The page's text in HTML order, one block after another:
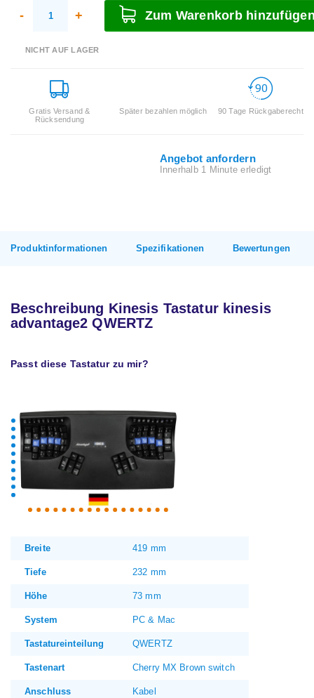
- + Zum Warenkorb
NICHT AUF LAGER
Gratis Versand &
Rücksendung
Später bezahlen möglich 90 Tage Rückgaberecht
Angebot anfordern
Innerhalb 1 Minute erledigt
Produktinformationen Spezifikationen Bewertungen
Beschreibung Kinesis Tastatur kinesis
advantage2 QWERTZ
Passt diese Tastatur zu mir?
Breite 419 mm
Tiefe 232 mm
Höhe 73 mm
System PC & Mac
Tastatureinteilung QWERTZ
Tastenart Cherry MX Brown switch
Anschluss Kabel